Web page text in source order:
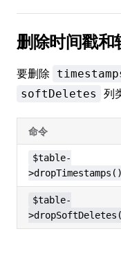
删除时间戳和
要删除
softDeletes 列
命令
$table-
$table-